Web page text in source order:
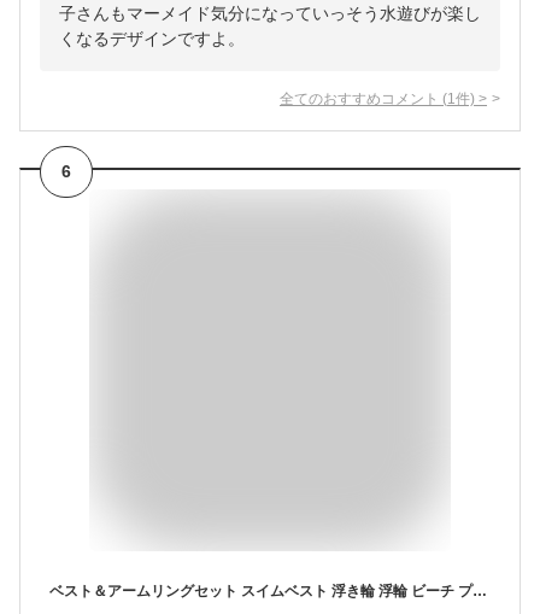
子さんもマーメイド気分になっていっそう水遊びが楽し
くなるデザインですよ。
全てのおすすめコメント (1 件) >
6
ベスト＆アームリングセット スイムベスト 浮き輪 浮輪 ビーチ プール かわいい 浮き輪 子供用 キッズ プールフロート ボート 送料無料 海 ビーチ リゾート おしゃれ アームバンド アームリング アームフロート 腕用浮輪